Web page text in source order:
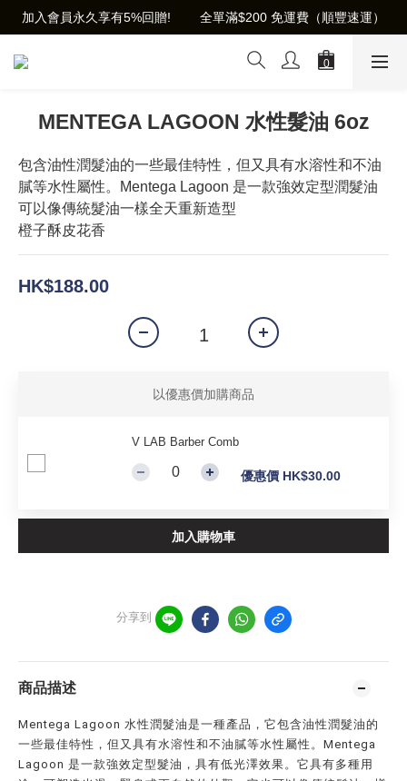
加入會員永久享有5%回贈!        全單滿$200 免運費（順豐速運）
MENTEGA LAGOON 水性髮油 6oz
包含油性潤髮油的一些最佳特性，但又具有水溶性和不油
膩等水性屬性。Mentega Lagoon 是一款強效定型潤髮油
可以像傳統髮油一樣全天重新造型
橙子酥皮花香
HK$188.00
以優惠價加購商品
V LAB Barber Comb
優惠價 HK$30.00
加入購物車
分享到
商品描述
Mentega Lagoon 水性潤髮油是一種產品，它包含油性潤髮油的
一些最佳特性，但又具有水溶性和不油膩等水性屬性。Mentega
Lagoon 是一款強效定型髮油，具有低光澤效果。它具有多種用